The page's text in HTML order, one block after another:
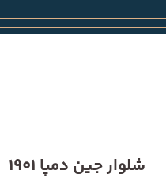
شلوار جین دمپا 1901